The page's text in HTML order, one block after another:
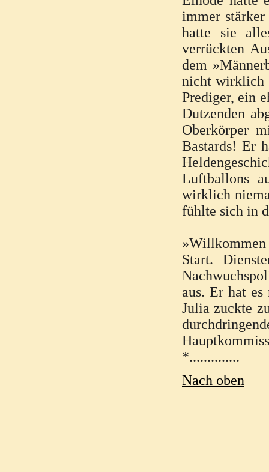
immer
hatte sie
verrückten
dem
nicht wirklich
Prediger, ein
Dutzenden
Oberkörper
Bastards! Er
Luftballons
wirklich
fühlte sich in
Start.
aus. Er hat
Julia zuckte
*..............
Nach oben